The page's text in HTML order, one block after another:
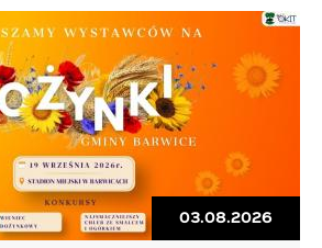
03.08.2026